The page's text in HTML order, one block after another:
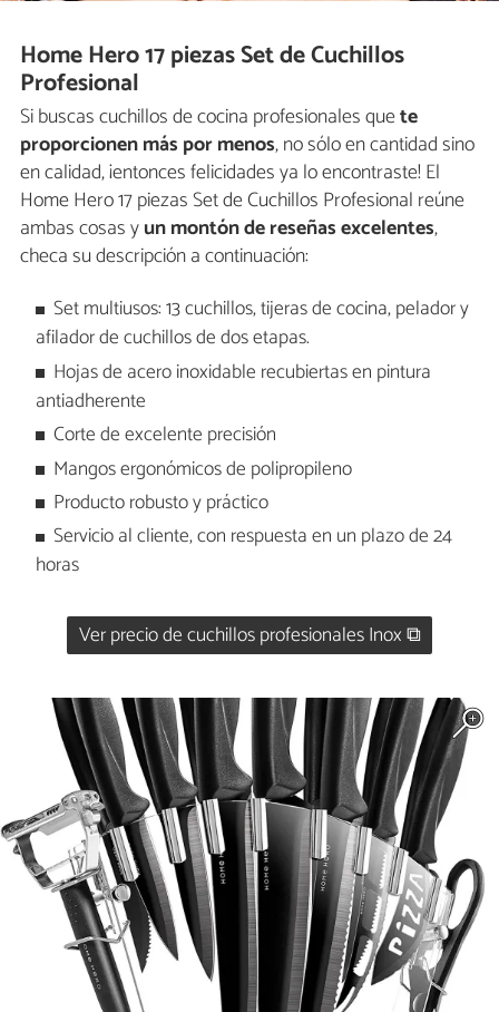
Home Hero 17 piezas Set de Cuchillos
Profesional
Si buscas cuchillos de cocina profesionales quete
proporcionen más por menos, no sólo en cantidad sino
en calidad, ¡entonces felicidades ya lo encontraste! El
Home Hero 17 piezas Set de Cuchillos Profesional reúne
ambas cosas yun montón de reseñas excelentes,
checa su descripción a continuación:
Set multiusos: 13 cuchillos, tijeras de cocina, pelador y
afilador de cuchillos de dos etapas.
Hojas de acero inoxidable recubiertas en pintura
antiadherente
Corte de excelente precisión
Mangos ergonómicos de polipropileno
Producto robusto y práctico
Servicio al cliente, con respuesta en un plazo de 24
horas
Ver precio de cuchillos profesionales Inox ⧉